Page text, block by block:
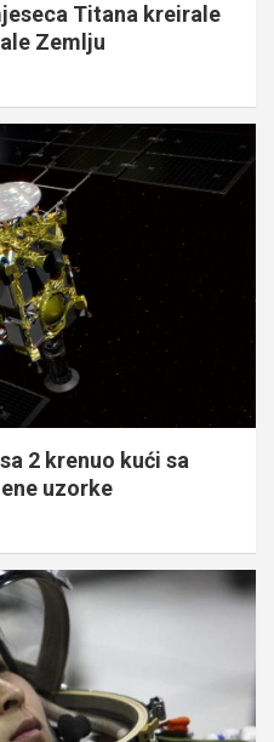
Titana kreirale
Zemlju
2 krenuo kući sa
uzorke